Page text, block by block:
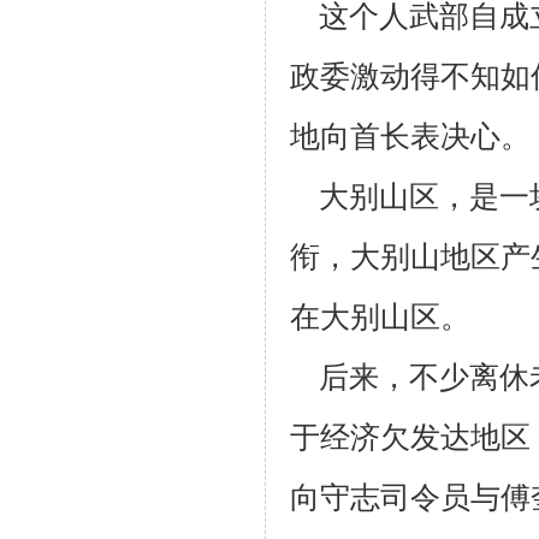
这个人武部自成
政委激动得不知
地向首长表决心。
大别山区，是一
衔，大别山地区
在大别山区。
后来，不少离休
于经济欠发达地
向守志司令员与傅